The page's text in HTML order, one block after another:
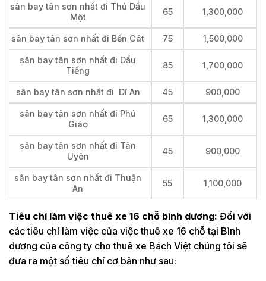
sân bay tân sơn nhất đi Thủ Dầu
Một
65 1,300,000
sân bay tân sơn nhất đi Bến Cát 75 1,500,000
sân bay tân sơn nhất đi Dầu
Tiếng
85 1,700,000
sân bay tân sơn nhất đi Dĩ An 45 900,000
sân bay tân sơn nhất đi Phú
Giáo
65 1,300,000
sân bay tân sơn nhất đi Tân
Uyên
45 900,000
sân bay tân sơn nhất đi Thuận
An
55 1,100,000
Tiêu chí làm việc thuê xe 16 chỗ bình dương: Đối với
các tiêu chí làm việc của việc thuê xe 16 chỗ tại Bình
dương của công ty cho thuê xe Bách Việt chúng tôi sẽ
đưa ra một số tiêu chí cơ bản như sau: